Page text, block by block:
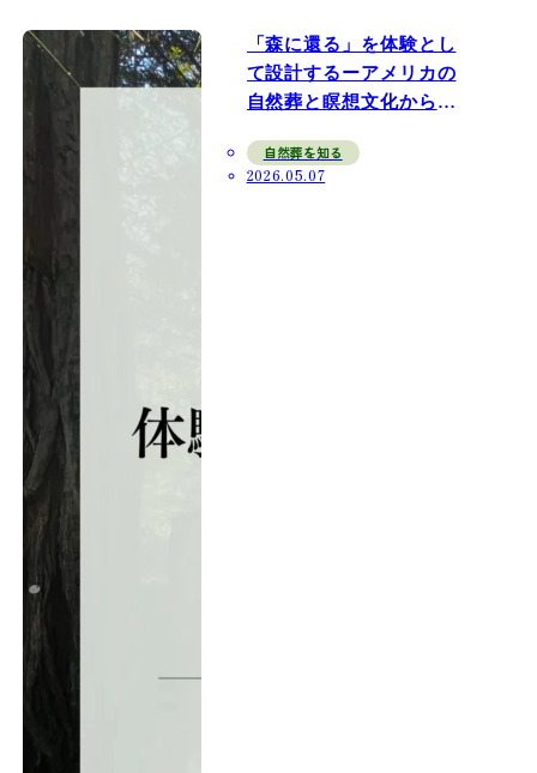
「森に還る」を体験とし
て設計するーアメリカの
自然葬と瞑想文化から見
自然葬を知る
2026.05.07